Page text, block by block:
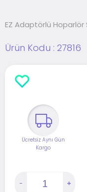
EZ Adaptörlü Hoparlör
Ürün Kodu : 27816
Ücretsiz Aynı Gün
Kargo